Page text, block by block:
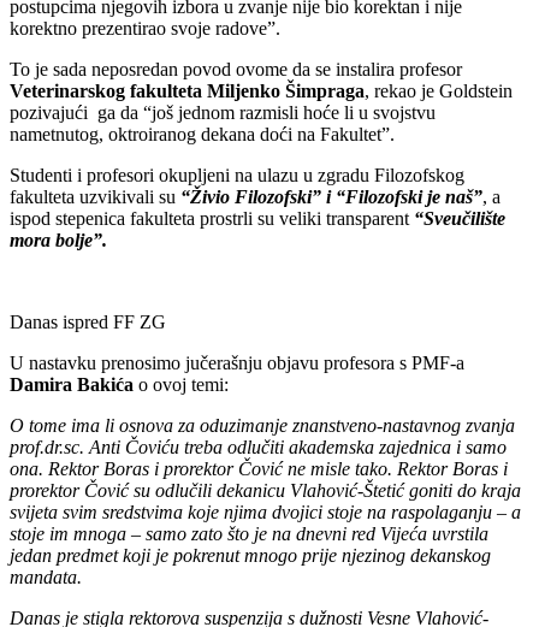
postupcima njegovih izbora u zvanje nije bio korektan i nije
korektno prezentirao svoje radove”.
To je sada neposredan povod ovome da se instalira profesor
Veterinarskog fakulteta Miljenko Šimpraga, rekao je Goldstein
pozivajući ga da “još jednom razmisli hoće li u svojstvu
nametnutog, oktroiranog dekana doći na Fakultet”.
Studenti i profesori okupljeni na ulazu u zgradu Filozofskog
fakulteta uzvikivali su “Živio Filozofski” i “Filozofski je naš”, a
ispod stepenica fakulteta prostrli su veliki transparent “Sveučilište
mora bolje”.
Danas ispred FF ZG
U nastavku prenosimo jučerašnju objavu profesora s PMF-a
Damira Bakića o ovoj temi:
O tome ima li osnova za oduzimanje znanstveno-nastavnog zvanja
prof.dr.sc. Anti Čoviću treba odlučiti akademska zajednica i samo
ona. Rektor Boras i prorektor Čović ne misle tako. Rektor Boras i
prorektor Čović su odlučili dekanicu Vlahović-Štetić goniti do kraja
svijeta svim sredstvima koje njima dvojici stoje na raspolaganju – a
stoje im mnoga – samo zato što je na dnevni red Vijeća uvrstila
jedan predmet koji je pokrenut mnogo prije njezinog dekanskog
mandata.
Danas je stigla rektorova suspenzija s dužnosti Vesne Vlahović-